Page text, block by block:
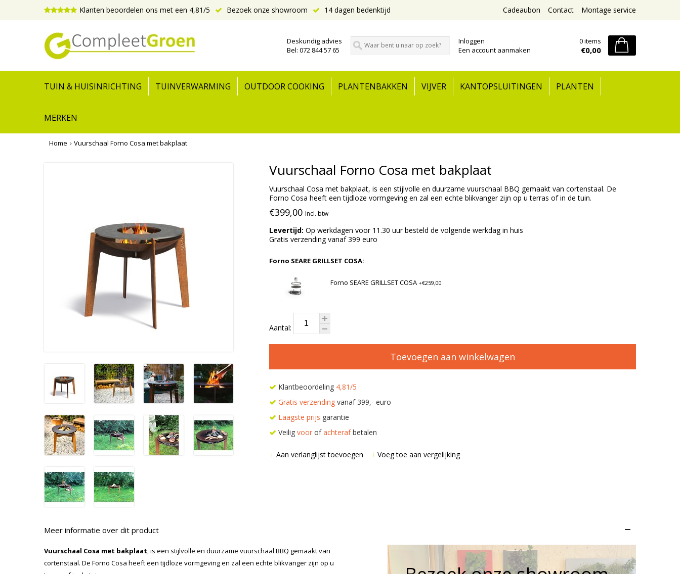
Klanten beoordelen ons met een 4,81/5 Bezoek onze showroom 14 dagen bedenktijd Montage service
Contact
Cadeaubon
Deskundig advies
Bel: 072 844 57 65
Inloggen
Een account aanmaken
0 items
€0,00
TUIN & HUISINRICHTING TUINVERWARMING OUTDOOR COOKING PLANTENBAKKEN VIJVER KANTOPSLUITINGEN PLANTEN
MERKEN
Home Vuurschaal Forno Cosa met bakplaat
Vuurschaal Forno Cosa met bakplaat
Vuurschaal Cosa met bakplaat, is een stijlvolle en duurzame vuurschaal BBQ gemaakt van cortenstaal. De
Forno Cosa heeft een tijdloze vormgeving en zal een echte blikvanger zijn op u terras of in de tuin.
€399,00 Incl. btw
Levertijd: Op werkdagen voor 11.30 uur besteld de volgende werkdag in huis
Gratis verzending vanaf 399 euro
Forno SEARE GRILLSET COSA:
Forno SEARE GRILLSET COSA+€259,00
Aantal:
Toevoegen aan winkelwagen
Klantbeoordeling 4,81/5
Gratis verzendingvanaf 399,- euro
Laagste prijs garantie
Veilig voorofachterafbetalen
Aan verlanglijst toevoegen Voeg toe aan vergelijking
Meer informatie over dit product –
Vuurschaal Cosa met bakplaat, is een stijlvolle en duurzame vuurschaal BBQ gemaakt van
cortenstaal. De Forno Cosa heeft een tijdloze vormgeving en zal een echte blikvanger zijn op u